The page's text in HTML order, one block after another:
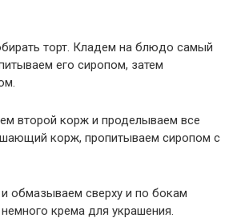
торт. Кладем на блюдо самый
его сиропом, затем
второй корж и проделываем все
корж, пропитываем сиропом с
обмазываем сверху и по бокам
крема для украшения.